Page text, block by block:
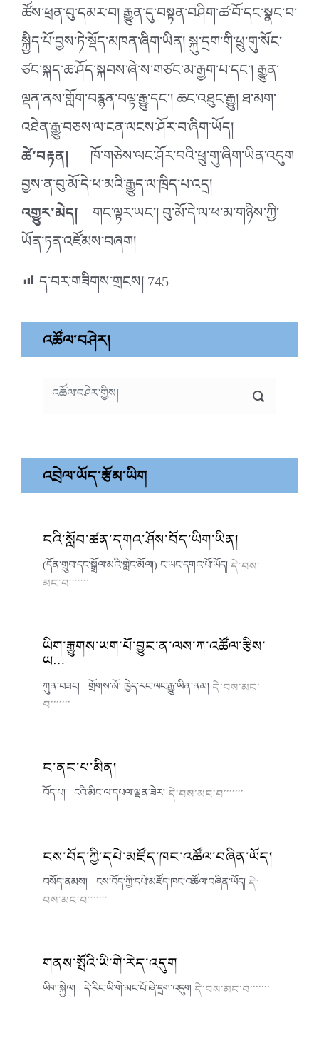
ཚོས་ཕྲན་བུ་དམར་བ། རྒྱུན་དུ་བསྟན་བཤིག་ཚ་བོ་དང་སྣང་བ་
སྐྱིད་པོ་བྱས་ཏེ་སྡོད་མཁན་ཞིག་ཡིན། སྐུ་དྲག་གི་ཕྲུ་གུ་སོང་
ཙང་སྐད་ཆ་ཤོད་སྐབས་ཞེ་ས་གཙང་མ་རྒྱག་པ་དང་། རྒྱུན་
ལྡན་ནས་གློག་བརྙན་བལྟ་རྒྱུ་དང་། ཆང་འཐུང་རྒྱུ། ཐ་མག་
འཐེན་རྒྱུ་བཅས་ལ་ངན་ལངས་ཤོར་བ་ཞིག་ཡོད།
ཚེ་བརྟན། ཁོ་གཅེས་ལང་ཤོར་བའི་ཕྲུ་གུ་ཞིག་ཡིན་འདུག
བྱས་ན་བུ་མོ་དེ་ཕ་མའི་རྒྱུད་ལ་ཁྲིད་པ་འདྲ།
འགྱུར་མེད། གང་ལྟར་ཡང་། བུ་མོ་དེ་ལ་ཕ་མ་གཉིས་ཀྱི་
ཡོན་ཏན་འཛོམས་བཞག།
ད་བར་གཟིགས་གྲངས།745
འཚོལ་བཤེར།
འབྲེལ་ཡོད་རྩོམ་ཡིག
ངའི་སློབ་ཚན་དགའ་ཤོས་བོད་ཡིག་ཡིན།
(དོན་གྲུབ་དང་སྒྲོལ་མའི་གླེང་མོལ།) ང་ཡང་དགའ་པོ་ཡོད། དེ་བས་
མང་བ་་་་་་་
ཡིག་རྒྱུགས་ཡག་པོ་བྱུང་ན་ལས་ཀ་འཚོལ་རྩིས་
ཡ…
ཀུན་བཟང། གྲོགས་མོ། ཁྱེད་རང་ལང་རྒྱུ་ཡིན་ནམ། དེ་བས་མང་
བ་་་་་་་
ང་ནང་པ་མིན།
བོད་པ། ངའི་མིང་ལ་དཔལ་ལྡན་ཟེར། དེ་བས་མང་བ་་་་་་་
ངས་བོད་ཀྱི་དཔེ་མཛོད་ཁང་འཚོལ་བཞིན་ཡོད།
བསོད་ནམས། ངས་བོད་ཀྱི་དཔེ་མཛོད་ཁང་འཚོལ་བཞིན་ཡོད། དེ་
བས་མང་བ་་་་་་་
གནས་སྤོའི་ཡི་གེ་རེད་འདུག
ཡིག་སྐྱེལ། དེ་རིང་ཡི་གེ་མང་པོ་ཞེ་དྲག་འདུག དེ་བས་མང་བ་་་་་་་